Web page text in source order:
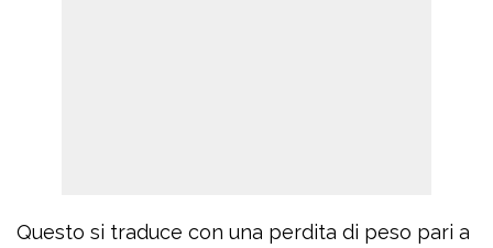
Questo si traduce con una perdita di peso pari a